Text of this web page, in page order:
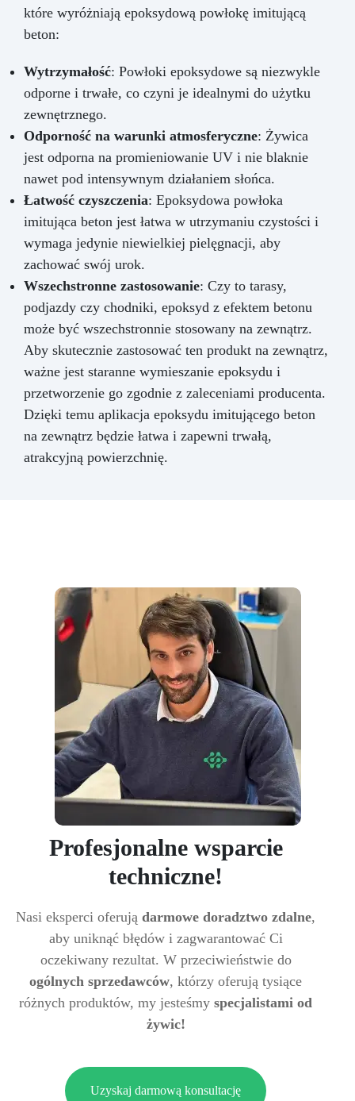
które wyróżniają epoksydową powłokę imitującą
beton:
Wytrzymałość: Powłoki epoksydowe są niezwykle
odporne i trwałe, co czyni je idealnymi do użytku
zewnętrznego.
Odporność na warunki atmosferyczne: Żywica
jest odporna na promieniowanie UV i nie blaknie
nawet pod intensywnym działaniem słońca.
Łatwość czyszczenia: Epoksydowa powłoka
imitująca beton jest łatwa w utrzymaniu czystości i
wymaga jedynie niewielkiej pielęgnacji, aby
zachować swój urok.
Wszechstronne zastosowanie: Czy to tarasy,
podjazdy czy chodniki, epoksyd z efektem betonu
może być wszechstronnie stosowany na zewnątrz.
Aby skutecznie zastosować ten produkt na zewnątrz,
ważne jest staranne wymieszanie epoksydu i
przetworzenie go zgodnie z zaleceniami producenta.
Dzięki temu aplikacja epoksydu imitującego beton
na zewnątrz będzie łatwa i zapewni trwałą,
atrakcyjną powierzchnię.
Profesjonalne wsparcie
techniczne!
Nasi eksperci oferują darmowe doradztwo zdalne,
aby uniknąć błędów i zagwarantować Ci
oczekiwany rezultat. W przeciwieństwie do
ogólnych sprzedawców, którzy oferują tysiące
różnych produktów, my jesteśmy specjalistami od
żywic!
Uzyskaj darmową konsultację